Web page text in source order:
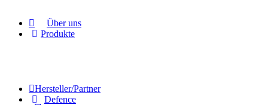
Über uns
Produkte
Hersteller/Partner
Defence